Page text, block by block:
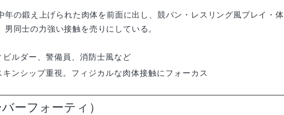
年の鍛え上げられた肉体を前面に出し、競パン・レスリング風プレイ・体
同士の力強い接触を売りにしている。
ビルダー、警備員、消防士風など
ンシップ重視。フィジカルな肉体接触にフォーカス
ーフォーティ）